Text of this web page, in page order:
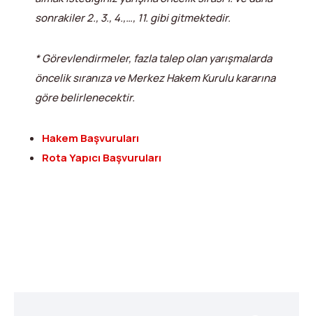
sonrakiler 2., 3., 4.,…, 11. gibi gitmektedir.
* Görevlendirmeler, fazla talep olan yarışmalarda
öncelik sıranıza ve Merkez Hakem Kurulu kararına
göre belirlenecektir.
Hakem Başvuruları
Rota Yapıcı Başvuruları